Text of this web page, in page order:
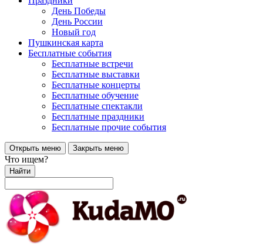
День Победы
День России
Новый год
Пушкинская карта
Бесплатные события
Бесплатные встречи
Бесплатные выставки
Бесплатные концерты
Бесплатные обучение
Бесплатные спектакли
Бесплатные праздники
Бесплатные прочие события
Открыть меню Закрыть меню
Что ищем?
Найти